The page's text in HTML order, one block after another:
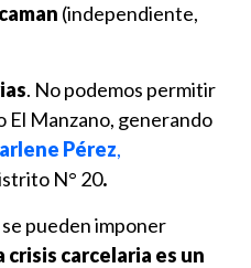
(independiente,
. No podemos permitir
El Manzano, generando
Pérez,
N° 20.
pueden imponer
crisis carcelaria es un